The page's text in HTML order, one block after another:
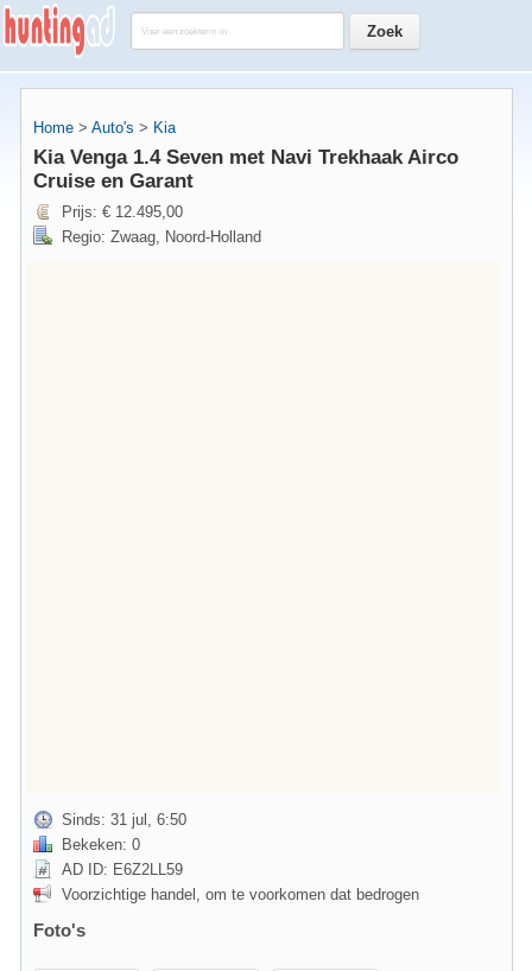
Home > Auto's > Kia
Kia Venga 1.4 Seven met Navi Trekhaak Airco
Cruise en Garant
Prijs: € 12.495,00
Regio: Zwaag, Noord-Holland
Sinds: 31 jul, 6:50
Bekeken: 0
AD ID: E6Z2LL59
Voorzichtige handel, om te voorkomen dat bedrogen
Foto's